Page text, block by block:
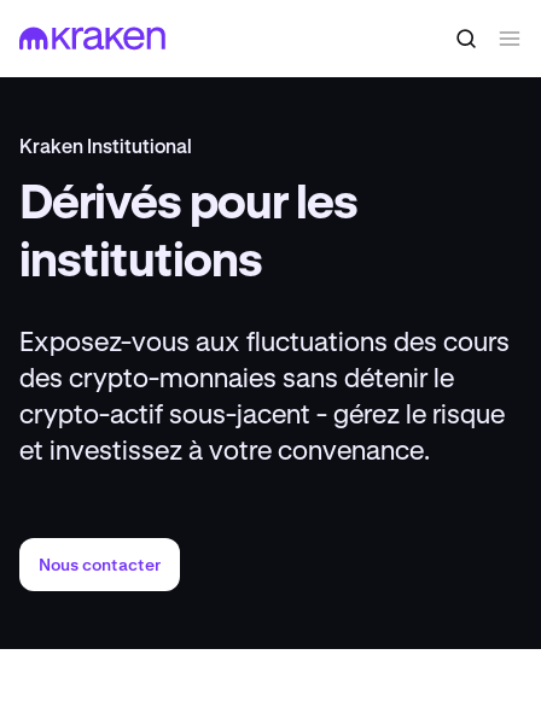
Kraken Institutional
Dérivés pour les
institutions
Exposez-vous aux fluctuations des cours
des crypto-monnaies sans détenir le
crypto-actif sous-jacent - gérez le risque
et investissez à votre convenance.
Nous contacter